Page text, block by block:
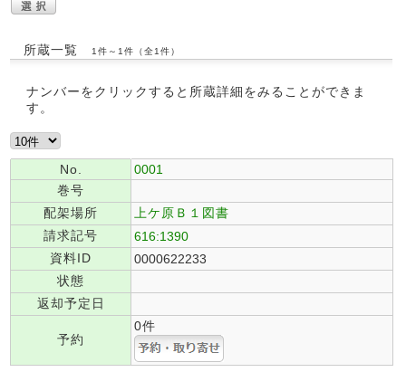
所蔵一覧 1件～1件（全1件）
ナンバーをクリックすると所蔵詳細をみることができま
す。
No.
0001
巻号
配架場所
上ケ原Ｂ１図書
請求記号
616:1390
資料ID
0000622233
状態
返却予定日
予約
0件